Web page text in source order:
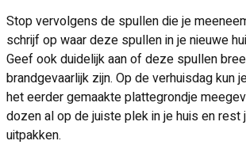
Stop vervolgens de spullen die je
schrijf op waar deze spullen in je nieuwe
Geef ook duidelijk aan of deze spullen
brandgevaarlijk zijn. Op de verhuisdag kun
het eerder gemaakte plattegrondje
dozen al op de juiste plek in je huis en rest
uitpakken.